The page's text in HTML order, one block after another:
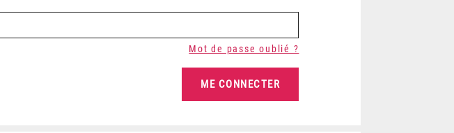
Mot de passe oublié ?